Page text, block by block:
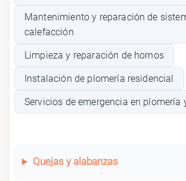
Mantenimiento y reparación de
calefacción
Limpieza y reparación de hornos
Instalación de plomería residencial
Servicios de emergencia en plomería
Quejas y alabanzas